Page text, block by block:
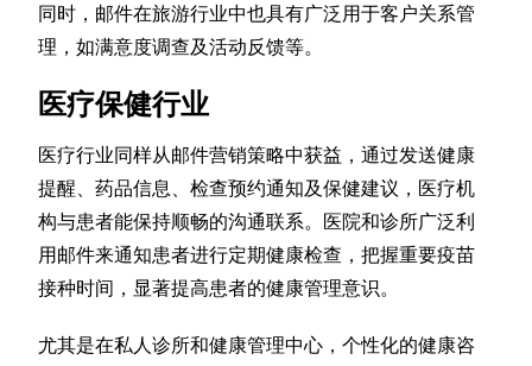
同时，邮件在旅游行业中也具有广泛用于客户关系管
理，如满意度调查及活动反馈等。
医疗保健行业
医疗行业同样从邮件营销策略中获益，通过发送健康
提醒、药品信息、检查预约通知及保健建议，医疗机
构与患者能保持顺畅的沟通联系。医院和诊所广泛利
用邮件来通知患者进行定期健康检查，把握重要疫苗
接种时间，显著提高患者的健康管理意识。
尤其是在私人诊所和健康管理中心，个性化的健康咨